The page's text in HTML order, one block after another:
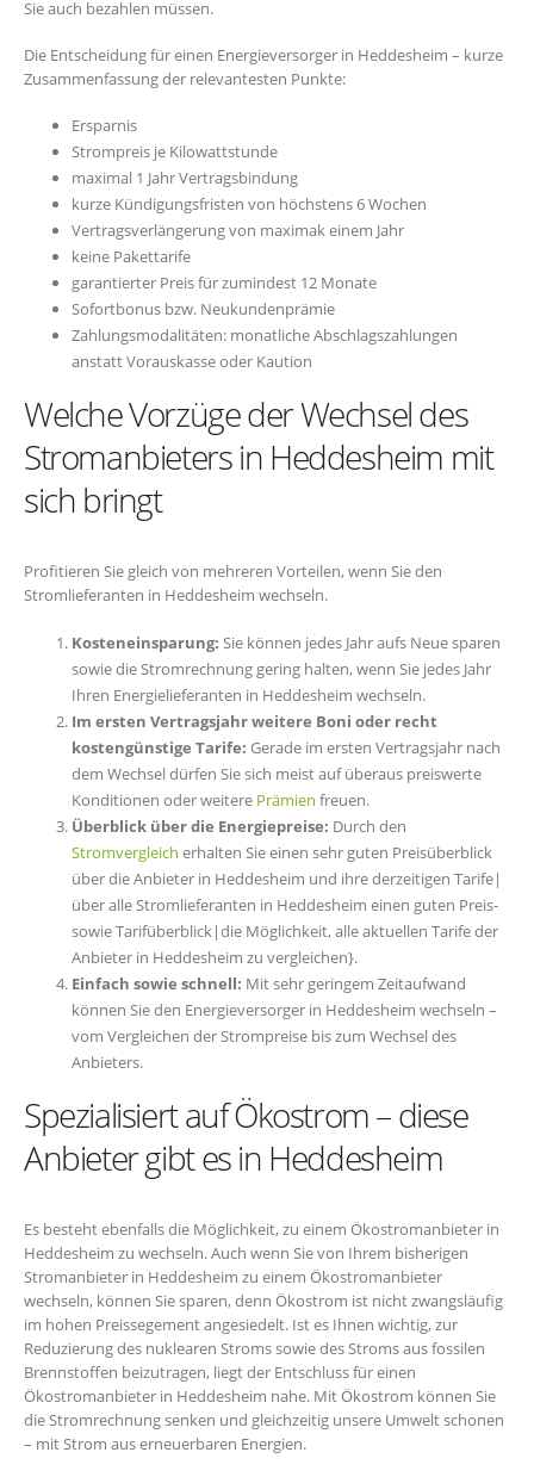
Sie auch bezahlen müssen.
Die Entscheidung für einen Energieversorger in Heddesheim – kurze
Zusammenfassung der relevantesten Punkte:
Ersparnis
Strompreis je Kilowattstunde
maximal 1 Jahr Vertragsbindung
kurze Kündigungsfristen von höchstens 6 Wochen
Vertragsverlängerung von maximak einem Jahr
keine Pakettarife
garantierter Preis für zumindest 12 Monate
Sofortbonus bzw. Neukundenprämie
Zahlungsmodalitäten: monatliche Abschlagszahlungen
anstatt Vorauskasse oder Kaution
Welche Vorzüge der Wechsel des
Stromanbieters in Heddesheim mit
sich bringt
Profitieren Sie gleich von mehreren Vorteilen, wenn Sie den
Stromlieferanten in Heddesheim wechseln.
Kosteneinsparung: Sie können jedes Jahr aufs Neue sparen
sowie die Stromrechnung gering halten, wenn Sie jedes Jahr
Ihren Energielieferanten in Heddesheim wechseln.
Im ersten Vertragsjahr weitere Boni oder recht
kostengünstige Tarife: Gerade im ersten Vertragsjahr nach
dem Wechsel dürfen Sie sich meist auf überaus preiswerte
Konditionen oder weitere Prämien freuen.
Überblick über die Energiepreise: Durch den
Stromvergleich erhalten Sie einen sehr guten Preisüberblick
über die Anbieter in Heddesheim und ihre derzeitigen Tarife|
über alle Stromlieferanten in Heddesheim einen guten Preis-
sowie Tarifüberblick|die Möglichkeit, alle aktuellen Tarife der
Anbieter in Heddesheim zu vergleichen}.
Einfach sowie schnell: Mit sehr geringem Zeitaufwand
können Sie den Energieversorger in Heddesheim wechseln –
vom Vergleichen der Strompreise bis zum Wechsel des
Anbieters.
Spezialisiert auf Ökostrom – diese
Anbieter gibt es in Heddesheim
Es besteht ebenfalls die Möglichkeit, zu einem Ökostromanbieter in
Heddesheim zu wechseln. Auch wenn Sie von Ihrem bisherigen
Stromanbieter in Heddesheim zu einem Ökostromanbieter
wechseln, können Sie sparen, denn Ökostrom ist nicht zwangsläufig
im hohen Preissegement angesiedelt. Ist es Ihnen wichtig, zur
Reduzierung des nuklearen Stroms sowie des Stroms aus fossilen
Brennstoffen beizutragen, liegt der Entschluss für einen
Ökostromanbieter in Heddesheim nahe. Mit Ökostrom können Sie
die Stromrechnung senken und gleichzeitig unsere Umwelt schonen
– mit Strom aus erneuerbaren Energien.